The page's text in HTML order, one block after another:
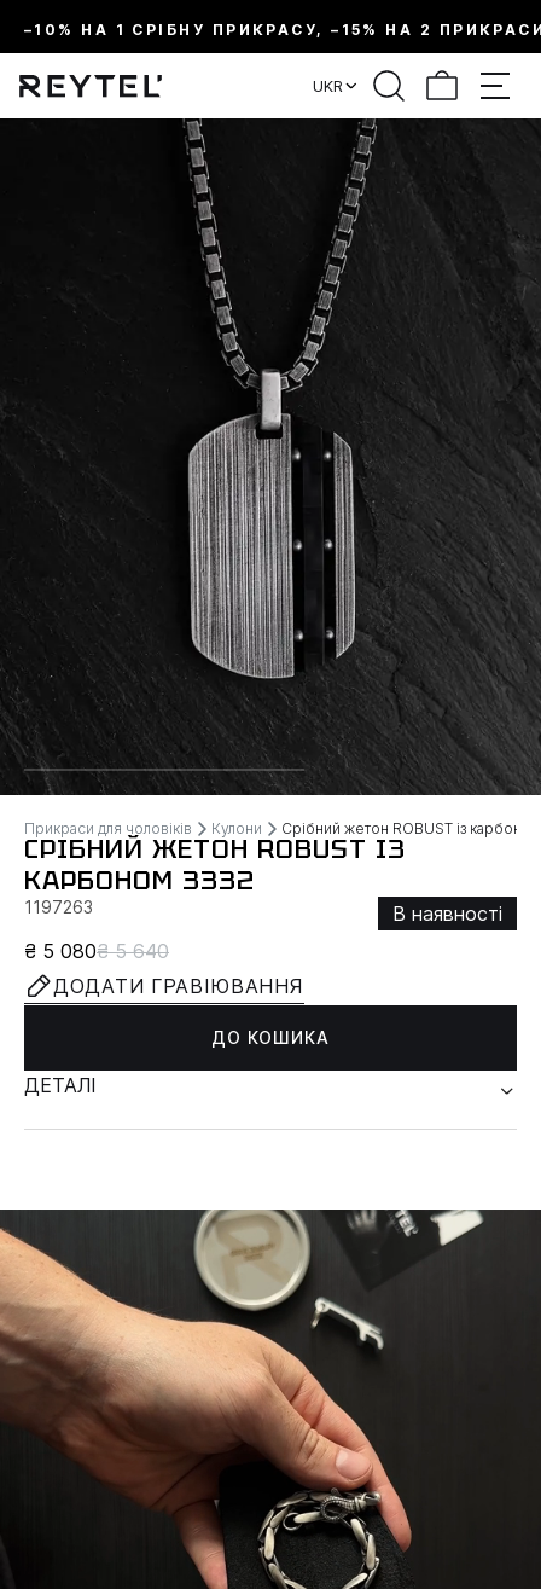
–10% НА 1 СРІБНУ ПРИКРАСУ, –15% НА 2
UKR
Прикраси для чоловіків Кулони Срібний жетон ROBUST із карбоном
СРІБНИЙ ЖЕТОН ROBUST ІЗ
КАРБОНОМ 3332
1197263
В наявності
₴ 5 080₴ 5 640
ДОДАТИ ГРАВІЮВАННЯ
ДО КОШИКА
ДЕТАЛІ